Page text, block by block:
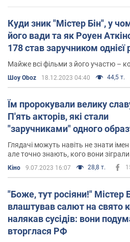
Куди зник "Містер Бін", у
його вади та як Роуен
178 став заручником однієї
Майже всі фільми з його участю –
Шоу Oboz 18.12.2023 04:40 44,5 т.
Їм пророкували велику
П'ять акторів, які стали
"заручниками" одного
Глядачі можуть навіть не знати
але точно знають, кого вони зіграли
Кіно 9.07.2023 16:07 28,8 т.
"Боже, тут росіяни!" Містер
влаштував салют на свято
налякав сусідів: вони
вторглася РФ